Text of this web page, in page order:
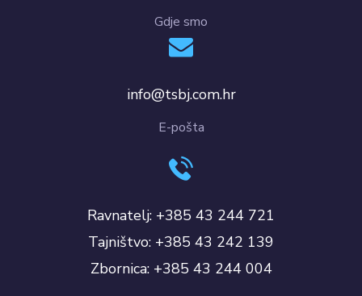
Gdje smo
info@tsbj.com.hr
E-pošta
Ravnatelj: +385 43 244 721
Tajništvo: +385 43 242 139
Zbornica: +385 43 244 004